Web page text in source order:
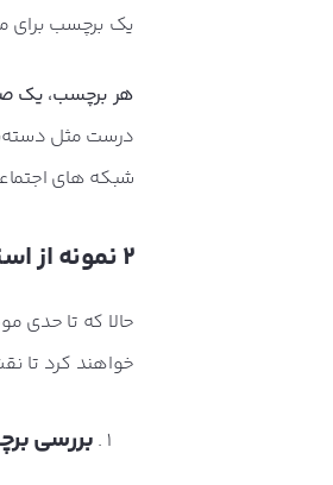
یک برچسب برای
هر برچسب، یک
درست مثل
شبکه های
2 نمونه از استفاده درست برچسب ها
خواهند کرد تا
بررسی